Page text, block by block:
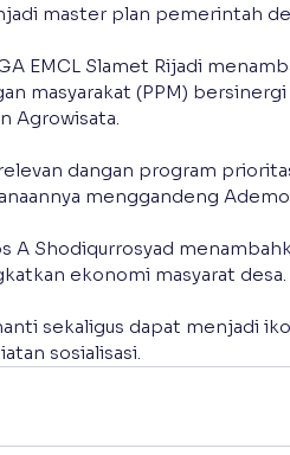
master plan pemerintah
EMCL Slamet Rijadi
masyarakat (PPM)
Agrowisata.
dangan program
menggandeng
A Shodiqurrosyad
ekonomi masyarat desa.
sekaligus dapat menjadi
sosialisasi.